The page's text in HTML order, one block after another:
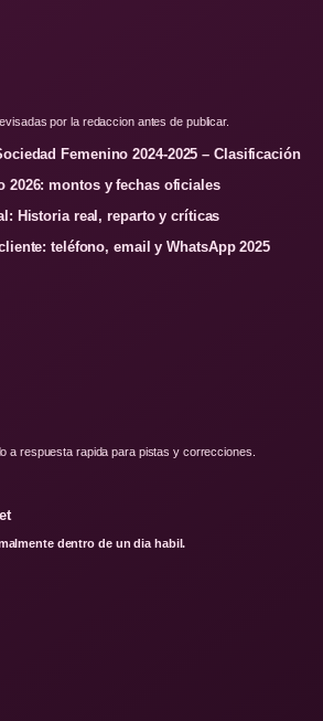
por la redaccion antes de publicar.
Femenino 2024-2025 – Clasificación
2026: montos y fechas oficiales
Historia real, reparto y críticas
teléfono, email y WhatsApp 2025
a respuesta rapida para pistas y correcciones.
dentro de un dia habil.